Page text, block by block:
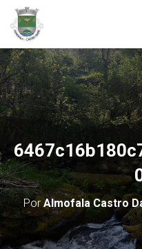
PorAlmofala Castro